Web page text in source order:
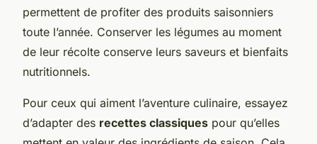
permettent de profiter des produits saisonniers
toute l’année. Conserver les légumes au moment
de leur récolte conserve leurs saveurs et bienfaits
nutritionnels.
Pour ceux qui aiment l’aventure culinaire, essayez
d’adapter des recettes classiques pour qu’elles